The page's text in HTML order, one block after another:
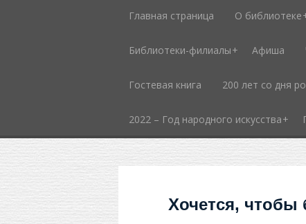
Главная страница О библиотеке
Библиотеки-филиалы Афиша
Гостевая книга 200 лет со дня
2022 – Год народного искусства
Хочется, чтобы